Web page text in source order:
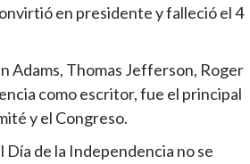
en presidente y falleció el 4
Adams, Thomas Jefferson, Roger
como escritor, fue el principal
y el Congreso.
de la Independencia no se